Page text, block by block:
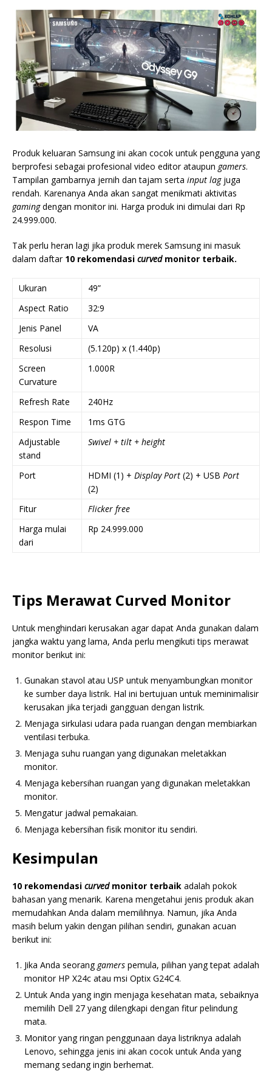
Produk keluaran Samsung ini akan cocok untuk pengguna yang
berprofesi sebagai profesional video editor ataupun gamers.
Tampilan gambarnya jernih dan tajam serta input lagjuga
rendah. Karenanya Anda akan sangat menikmati aktivitas
gamingdengan monitor ini. Harga produk ini dimulai dari Rp
24.999.000.
Tak perlu heran lagi jika produk merek Samsung ini masuk
dalam daftar 10 rekomendasi curvedmonitor terbaik.
Ukuran
49”
Aspect Ratio
32:9
Jenis Panel
VA
Resolusi
(5.120p) x (1.440p)
Screen
Curvature
1.000R
Refresh Rate
240Hz
Respon Time
1ms GTG
Adjustable
stand
Swivel + tilt + height
Port HDMI (1) + Display Port (2) + USB Port
(2)
Fitur
Flicker free
Harga mulai
dari
Rp 24.999.000
Tips Merawat Curved Monitor
Untuk menghindari kerusakan agar dapat Anda gunakan dalam
jangka waktu yang lama, Anda perlu mengikuti tips merawat
monitor berikut ini:
Gunakan stavol atau USP untuk menyambungkan monitor
ke sumber daya listrik. Hal ini bertujuan untuk meminimalisir
kerusakan jika terjadi gangguan dengan listrik.
Menjaga sirkulasi udara pada ruangan dengan membiarkan
ventilasi terbuka.
Menjaga suhu ruangan yang digunakan meletakkan
monitor.
Menjaga kebersihan ruangan yang digunakan meletakkan
monitor.
Mengatur jadwal pemakaian.
Menjaga kebersihan fisik monitor itu sendiri.
Kesimpulan
10 rekomendasi curvedmonitor terbaik adalah pokok
bahasan yang menarik. Karena mengetahui jenis produk akan
memudahkan Anda dalam memilihnya. Namun, jika Anda
masih belum yakin dengan pilihan sendiri, gunakan acuan
berikut ini:
Jika Anda seorang gamers pemula, pilihan yang tepat adalah
monitor HP X24c atau msi Optix G24C4.
Untuk Anda yang ingin menjaga kesehatan mata, sebaiknya
memilih Dell 27 yang dilengkapi dengan fitur pelindung
mata.
Monitor yang ringan penggunaan daya listriknya adalah
Lenovo, sehingga jenis ini akan cocok untuk Anda yang
memang sedang ingin berhemat.